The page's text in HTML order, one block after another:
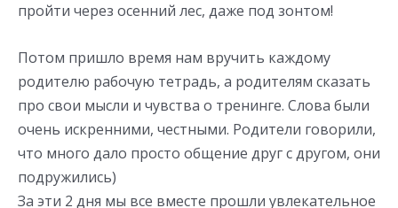
пройти через осенний лес, даже под зонтом!
Потом пришло время нам вручить каждому
родителю рабочую тетрадь, а родителям сказать
про свои мысли и чувства о тренинге. Слова были
очень искренними, честными. Родители говорили,
что много дало просто общение друг с другом, они
подружились)
За эти 2 дня мы все вместе прошли увлекательное